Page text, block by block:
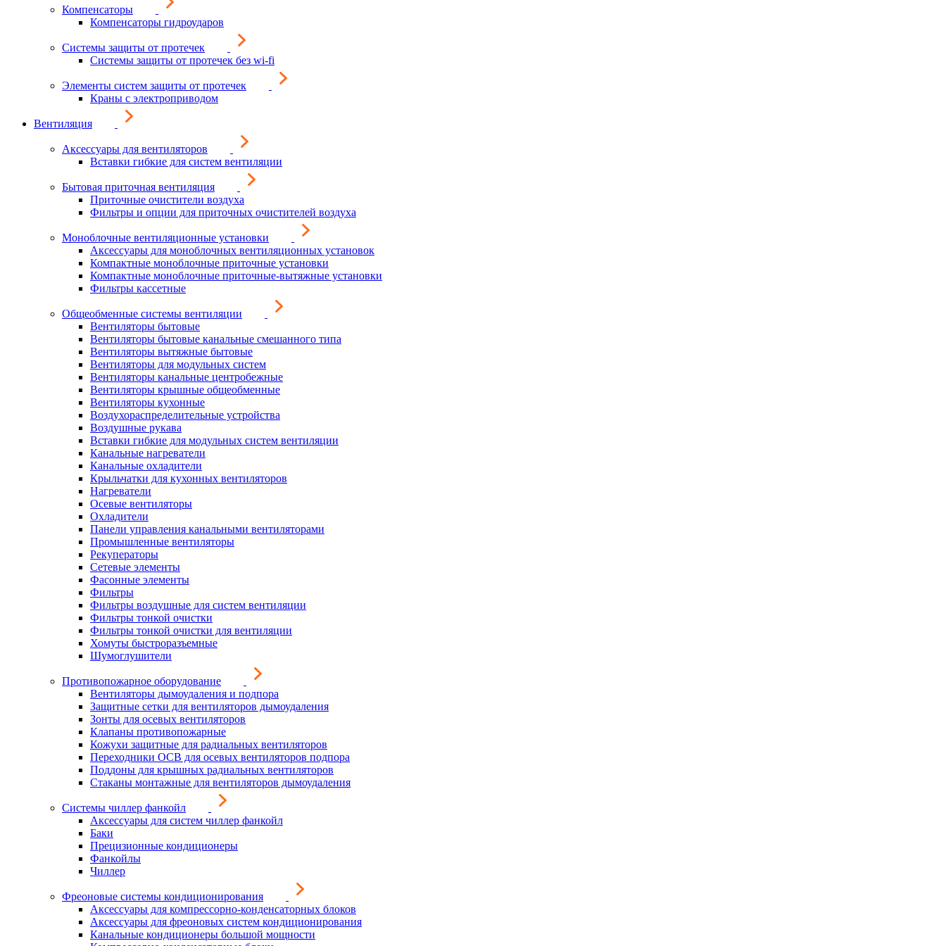
Компенсаторы
Компенсаторы гидроударов
Системы защиты от протечек
Системы защиты от протечек без wi-fi
Элементы систем защиты от протечек
Краны с электроприводом
Вентиляция
Аксессуары для вентиляторов
Вставки гибкие для систем вентиляции
Бытовая приточная вентиляция
Приточные очистители воздуха
Фильтры и опции для приточных очистителей воздуха
Моноблочные вентиляционные установки
Аксессуары для моноблочных вентиляционных установок
Компактные моноблочные приточные установки
Компактные моноблочные приточные-вытяжные установки
Фильтры кассетные
Общеобменные системы вентиляции
Вентиляторы бытовые
Вентиляторы бытовые канальные смешанного типа
Вентиляторы вытяжные бытовые
Вентиляторы для модульных систем
Вентиляторы канальные центробежные
Вентиляторы крышные общеобменные
Вентиляторы кухонные
Воздухораспределительные устройства
Воздушные рукава
Вставки гибкие для модульных систем вентиляции
Канальные нагреватели
Канальные охладители
Крыльчатки для кухонных вентиляторов
Нагреватели
Осевые вентиляторы
Охладители
Панели управления канальными вентиляторами
Промышленные вентиляторы
Рекуператоры
Сетевые элементы
Фасонные элементы
Фильтры
Фильтры воздушные для систем вентиляции
Фильтры тонкой очистки
Фильтры тонкой очистки для вентиляции
Хомуты быстроразъемные
Шумоглушители
Противопожарное оборудование
Вентиляторы дымоудаления и подпора
Защитные сетки для вентиляторов дымоудаления
Зонты для осевых вентиляторов
Клапаны противопожарные
Кожухи защитные для радиальных вентиляторов
Переходники ОСВ для осевых вентиляторов подпора
Поддоны для крышных радиальных вентиляторов
Стаканы монтажные для вентиляторов дымоудаления
Системы чиллер фанкойл
Аксессуары для систем чиллер фанкойл
Баки
Прецизионные кондиционеры
Фанкойлы
Чиллер
Фреоновые системы кондиционирования
Аксессуары для компрессорно-конденсаторных блоков
Аксессуары для фреоновых систем кондиционирования
Канальные кондиционеры большой мощности